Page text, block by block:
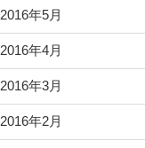
2016年5月
2016年4月
2016年3月
2016年2月